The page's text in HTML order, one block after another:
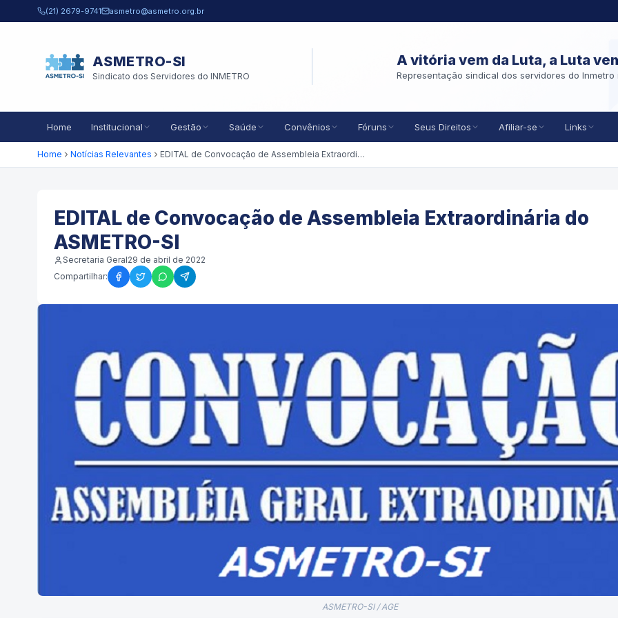
Pular para o conteúdo principal
(21) 2679-9741 asmetro@asmetro.org.br
ASMETRO-SI
Sindicato dos Servidores do INMETRO
A vitória vem da Luta, a Luta
Representação sindical dos servidores do Inmetro
Home Institucional Gestão Saúde Convênios Fóruns Seus Direitos Afiliar-se Links
Home Notícias Relevantes EDITAL de Convocação de Assembleia Extraordinária do ASMETRO-SI
EDITAL de Convocação de Assembleia Extraordinária do
ASMETRO-SI
Secretaria Geral29 de abril de 2022
Compartilhar:
ASMETRO-SI / AGE